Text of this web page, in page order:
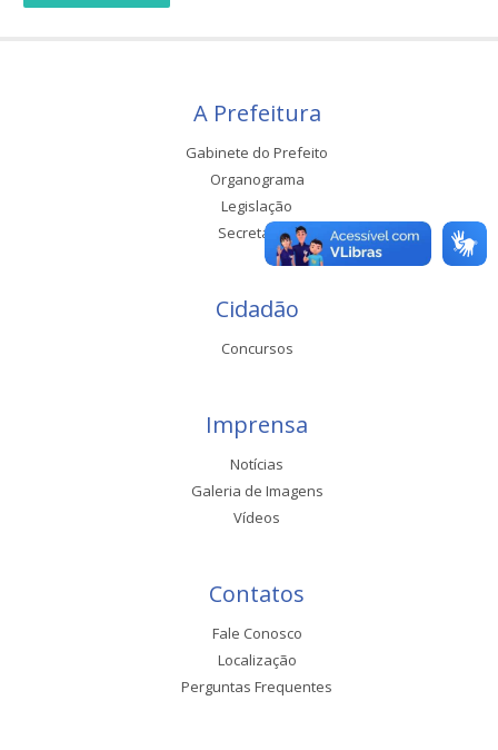
A Prefeitura
Gabinete do Prefeito
Organograma
Legislação
Secretarias
Cidadão
Concursos
Imprensa
Notícias
Galeria de Imagens
Vídeos
Contatos
Fale Conosco
Localização
Perguntas Frequentes